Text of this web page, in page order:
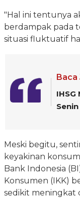
"Hal ini tentunya
berdampak pada
situasi fluktuatif
Baca
Meski begitu,
keyakinan
Bank Indonesia
Konsumen (IKK)
sedikit meningkat